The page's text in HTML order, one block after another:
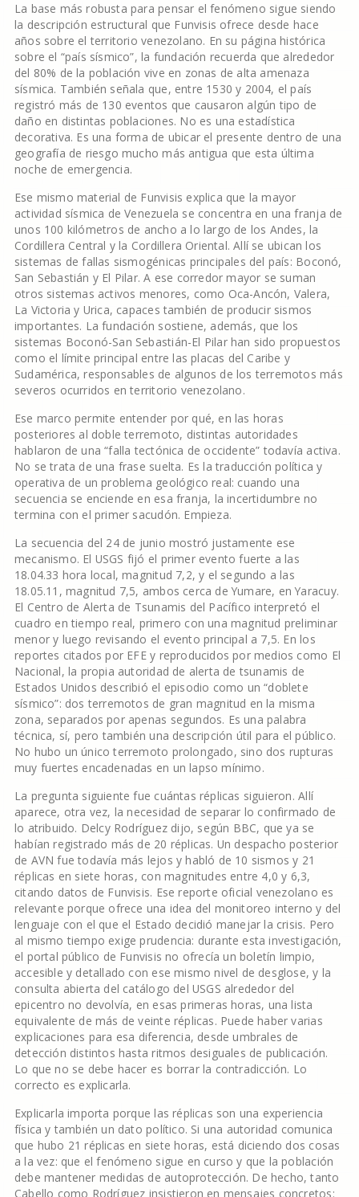
La base más robusta para pensar el fenómeno sigue siendo
la descripción estructural que Funvisis ofrece desde hace
años sobre el territorio venezolano. En su página histórica
sobre el “país sísmico”, la fundación recuerda que alrededor
del 80% de la población vive en zonas de alta amenaza
sísmica. También señala que, entre 1530 y 2004, el país
registró más de 130 eventos que causaron algún tipo de
daño en distintas poblaciones. No es una estadística
decorativa. Es una forma de ubicar el presente dentro de una
geografía de riesgo mucho más antigua que esta última
noche de emergencia.
Ese mismo material de Funvisis explica que la mayor
actividad sísmica de Venezuela se concentra en una franja de
unos 100 kilómetros de ancho a lo largo de los Andes, la
Cordillera Central y la Cordillera Oriental. Allí se ubican los
sistemas de fallas sismogénicas principales del país: Boconó,
San Sebastián y El Pilar. A ese corredor mayor se suman
otros sistemas activos menores, como Oca-Ancón, Valera,
La Victoria y Urica, capaces también de producir sismos
importantes. La fundación sostiene, además, que los
sistemas Boconó-San Sebastián-El Pilar han sido propuestos
como el límite principal entre las placas del Caribe y
Sudamérica, responsables de algunos de los terremotos más
severos ocurridos en territorio venezolano.
Ese marco permite entender por qué, en las horas
posteriores al doble terremoto, distintas autoridades
hablaron de una “falla tectónica de occidente” todavía activa.
No se trata de una frase suelta. Es la traducción política y
operativa de un problema geológico real: cuando una
secuencia se enciende en esa franja, la incertidumbre no
termina con el primer sacudón. Empieza.
La secuencia del 24 de junio mostró justamente ese
mecanismo. El USGS fijó el primer evento fuerte a las
18.04.33 hora local, magnitud 7,2, y el segundo a las
18.05.11, magnitud 7,5, ambos cerca de Yumare, en Yaracuy.
El Centro de Alerta de Tsunamis del Pacífico interpretó el
cuadro en tiempo real, primero con una magnitud preliminar
menor y luego revisando el evento principal a 7,5. En los
reportes citados por EFE y reproducidos por medios como El
Nacional, la propia autoridad de alerta de tsunamis de
Estados Unidos describió el episodio como un “doblete
sísmico”: dos terremotos de gran magnitud en la misma
zona, separados por apenas segundos. Es una palabra
técnica, sí, pero también una descripción útil para el público.
No hubo un único terremoto prolongado, sino dos rupturas
muy fuertes encadenadas en un lapso mínimo.
La pregunta siguiente fue cuántas réplicas siguieron. Allí
aparece, otra vez, la necesidad de separar lo confirmado de
lo atribuido. Delcy Rodríguez dijo, según BBC, que ya se
habían registrado más de 20 réplicas. Un despacho posterior
de AVN fue todavía más lejos y habló de 10 sismos y 21
réplicas en siete horas, con magnitudes entre 4,0 y 6,3,
citando datos de Funvisis. Ese reporte oficial venezolano es
relevante porque ofrece una idea del monitoreo interno y del
lenguaje con el que el Estado decidió manejar la crisis. Pero
al mismo tiempo exige prudencia: durante esta investigación,
el portal público de Funvisis no ofrecía un boletín limpio,
accesible y detallado con ese mismo nivel de desglose, y la
consulta abierta del catálogo del USGS alrededor del
epicentro no devolvía, en esas primeras horas, una lista
equivalente de más de veinte réplicas. Puede haber varias
explicaciones para esa diferencia, desde umbrales de
detección distintos hasta ritmos desiguales de publicación.
Lo que no se debe hacer es borrar la contradicción. Lo
correcto es explicarla.
Explicarla importa porque las réplicas son una experiencia
física y también un dato político. Si una autoridad comunica
que hubo 21 réplicas en siete horas, está diciendo dos cosas
a la vez: que el fenómeno sigue en curso y que la población
debe mantener medidas de autoprotección. De hecho, tanto
Cabello como Rodríguez insistieron en mensajes concretos: